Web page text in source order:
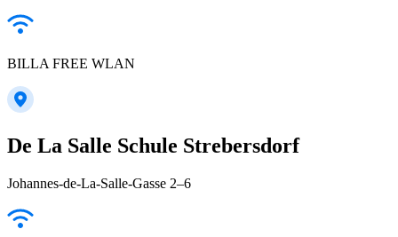
BILLA FREE WLAN
De La Salle Schule Strebersdorf
Johannes-de-La-Salle-Gasse 2–6